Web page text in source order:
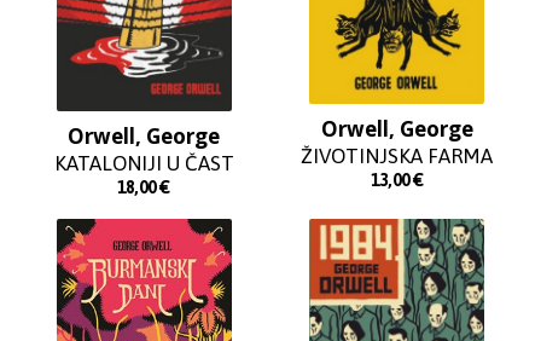
Orwell, George
KATALONIJI U ČAST
18,00€
Orwell, George
ŽIVOTINJSKA FARMA
13,00€